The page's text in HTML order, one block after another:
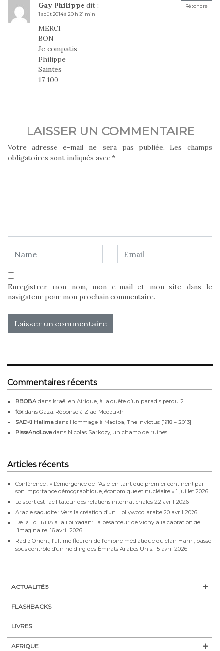
Gay Philippe dit :
1 août 2014 à 20 h 21 min
MERCI
BON
Je compatis
Philippe
Saintes
17 100
Répondre
LAISSER UN COMMENTAIRE
Votre adresse e-mail ne sera pas publiée.
Les champs
obligatoires sont indiqués avec *
Enregistrer mon nom, mon e-mail et mon site dans le
navigateur pour mon prochain commentaire.
Commentaires récents
RBOBA dans Israël en Afrique, à la quête d’un paradis perdu 2
fox dans Gaza: Réponse à Ziad Medoukh
SADKI Halima dans Hommage à Madiba, The Invictus [1918 – 2013]
PisseAndLovedans Nicolas Sarkozy, un champ de ruines
Articles récents
Conférence : « L’émergence de l’Asie, en tant que premier continent par
son importance démographique, économique et nucléaire » 1 juillet 2026
Le sport est facilitateur des relations internationales 22 avril 2026
Arabie saoudite : Vers la création d’un Hollywood arabe 20 avril 2026
De la Loi IRHA à la Loi Yadan: La pesanteur de Vichy à la captation de
l’imaginaire. 16 avril 2026
Radio Orient, l’ultime fleuron de l’empire médiatique du clan Hariri, passe
sous contrôle d’un holding des Émirats Arabes Unis. 15 avril 2026
ACTUALITÉS
FLASHBACKS
LIVRES
AFRIQUE